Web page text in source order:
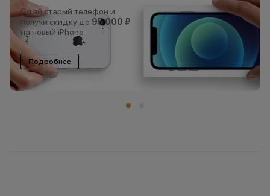
Сдай старый телефон и
получи скидку до 95 000 ₽
на новый iPhone
Подробнее